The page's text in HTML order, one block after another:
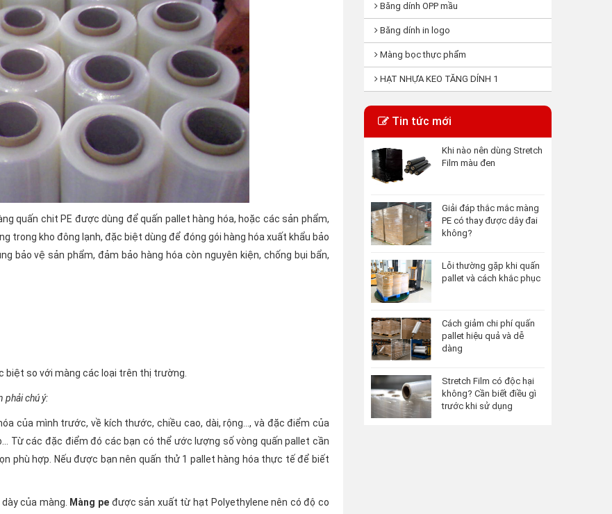
quấn chit PE được dùng để quấn pallet hàng hóa, hoặc các sản phẩm,
trong kho đông lạnh, đặc biệt dùng để đóng gói hàng hóa xuất khẩu bảo
bảo vệ sản phẩm, đảm bảo hàng hóa còn nguyên kiện, chống bụi bẩn,
biệt so với màng các loại trên thị trường.
phải chú ý:
của mình trước, về kích thước, chiều cao, dài, rộng..., và đặc điểm của
Từ các đặc điểm đó các bạn có thể ước lượng số vòng quấn pallet cần
phù hợp. Nếu được bạn nên quấn thử 1 pallet hàng hóa thực tế để biết
của màng. Màng pe được sản xuất từ hạt Polyethylene nên có độ co
Băng dính OPP mầu
Băng dính in logo
Màng bọc thực phẩm
HẠT NHỰA KEO TĂNG DÍNH 1
Tin tức mới
Khi nào nên dùng Stretch
Film màu đen
Giải đáp thắc mắc màng
PE có thay được dây đai
không?
Lỗi thường gặp khi quấn
pallet và cách khắc phục
Cách giảm chi phí quấn
pallet hiệu quả và dễ
dàng
Stretch Film có độc hại
không? Cần biết điều gì
trước khi sử dụng